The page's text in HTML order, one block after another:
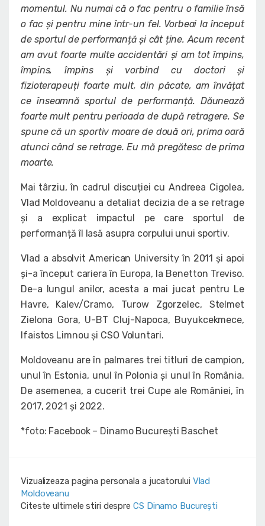
momentul. Nu numai că o fac pentru o familie însă
o fac și pentru mine într-un fel. Vorbeai la început
de sportul de performanță și cât ține. Acum recent
am avut foarte multe accidentări și am tot împins,
împins, împins și vorbind cu doctori și
fizioterapeuți foarte mult, din păcate, am învățat
ce înseamnă sportul de performanță. Dăunează
foarte mult pentru perioada de după retragere. Se
spune că un sportiv moare de două ori, prima oară
atunci când se retrage. Eu mă pregătesc de prima
moarte.
Mai târziu, în cadrul discuției cu Andreea Cigolea,
Vlad Moldoveanu a detaliat decizia de a se retrage
și a explicat impactul pe care sportul de
performanță îl lasă asupra corpului unui sportiv.
Vlad a absolvit American University în 2011 și apoi
și-a început cariera în Europa, la Benetton Treviso.
De-a lungul anilor, acesta a mai jucat pentru Le
Havre, Kalev/Cramo, Turow Zgorzelec, Stelmet
Zielona Gora, U-BT Cluj-Napoca, Buyukcekmece,
Ifaistos Limnou și CSO Voluntari.
Moldoveanu are în palmares trei titluri de campion,
unul în Estonia, unul în Polonia și unul în România.
De asemenea, a cucerit trei Cupe ale României, în
2017, 2021 și 2022.
*foto: Facebook – Dinamo București Baschet
Vizualizeaza pagina personala a jucatorului Vlad
Moldoveanu
Citeste ultimele stiri despre CS Dinamo Bucureşti